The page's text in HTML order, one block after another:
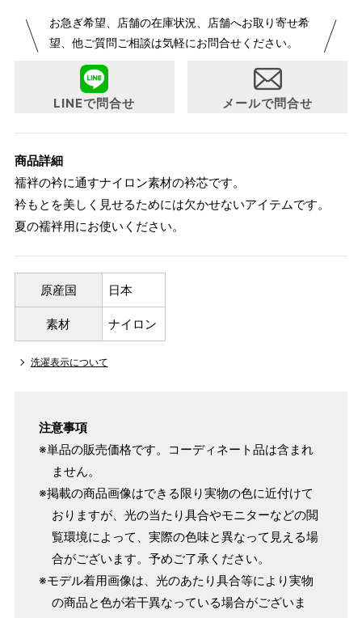
お急ぎ希望、店舗の在庫状況、店舗へお取り寄せ希
望、他ご質問ご相談は気軽にお問合せください。
LINEで問合せ メールで問合せ
商品詳細
襦袢の衿に通すナイロン素材の衿芯です。
衿もとを美しく見せるためには欠かせないアイテムです。
夏の襦袢用にお使いください。
原産国 日本
素材 ナイロン
洗濯表示について
注意事項
※単品の販売価格です。コーディネート品は含まれ
ません。
※掲載の商品画像はできる限り実物の色に近付けて
おりますが、光の当たり具合やモニターなどの閲
覧環境によって、実際の色味と異なって見える場
合がございます。予めご了承ください。
※モデル着用画像は、光のあたり具合等により実物
の商品と色が若干異なっている場合がございま